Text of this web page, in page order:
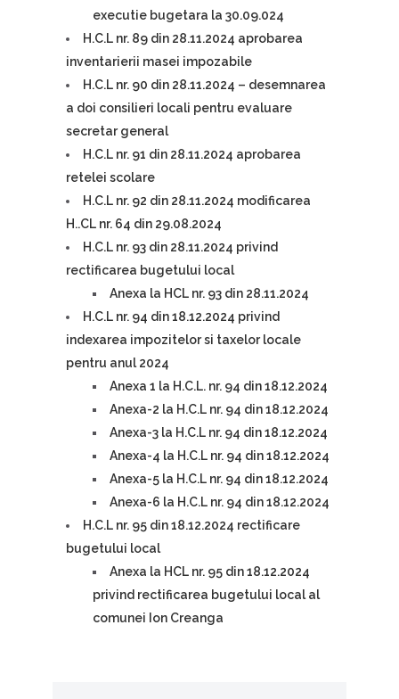
executie bugetara la 30.09.024
H.C.L nr. 89 din 28.11.2024 aprobarea
inventarierii masei impozabile
H.C.L nr. 90 din 28.11.2024 – desemnarea
a doi consilieri locali pentru evaluare
secretar general
H.C.L nr. 91 din 28.11.2024 aprobarea
retelei scolare
H.C.L nr. 92 din 28.11.2024 modificarea
H..CL nr. 64 din 29.08.2024
H.C.L nr. 93 din 28.11.2024 privind
rectificarea bugetului local
Anexa la HCL nr. 93 din 28.11.2024
H.C.L nr. 94 din 18.12.2024 privind
indexarea impozitelor si taxelor locale
pentru anul 2024
Anexa 1 la H.C.L. nr. 94 din 18.12.2024
Anexa-2 la H.C.L nr. 94 din 18.12.2024
Anexa-3 la H.C.L nr. 94 din 18.12.2024
Anexa-4 la H.C.L nr. 94 din 18.12.2024
Anexa-5 la H.C.L nr. 94 din 18.12.2024
Anexa-6 la H.C.L nr. 94 din 18.12.2024
H.C.L nr. 95 din 18.12.2024 rectificare
bugetului local
Anexa la HCL nr. 95 din 18.12.2024
privind rectificarea bugetului local al
comunei Ion Creanga